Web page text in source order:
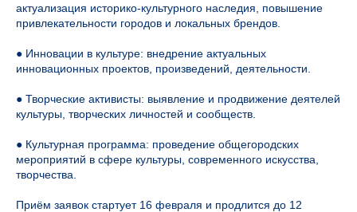
актуализация историко-культурного наследия, повышение
привлекательности городов и локальных брендов.
● Инновации в культуре: внедрение актуальных
инновационных проектов, произведений, деятельности.
● Творческие активисты: выявление и продвижение деятелей
культуры, творческих личностей и сообществ.
● Культурная программа: проведение общегородских
мероприятий в сфере культуры, современного искусства,
творчества.
Приём заявок стартует 16 февраля и продлится до 12